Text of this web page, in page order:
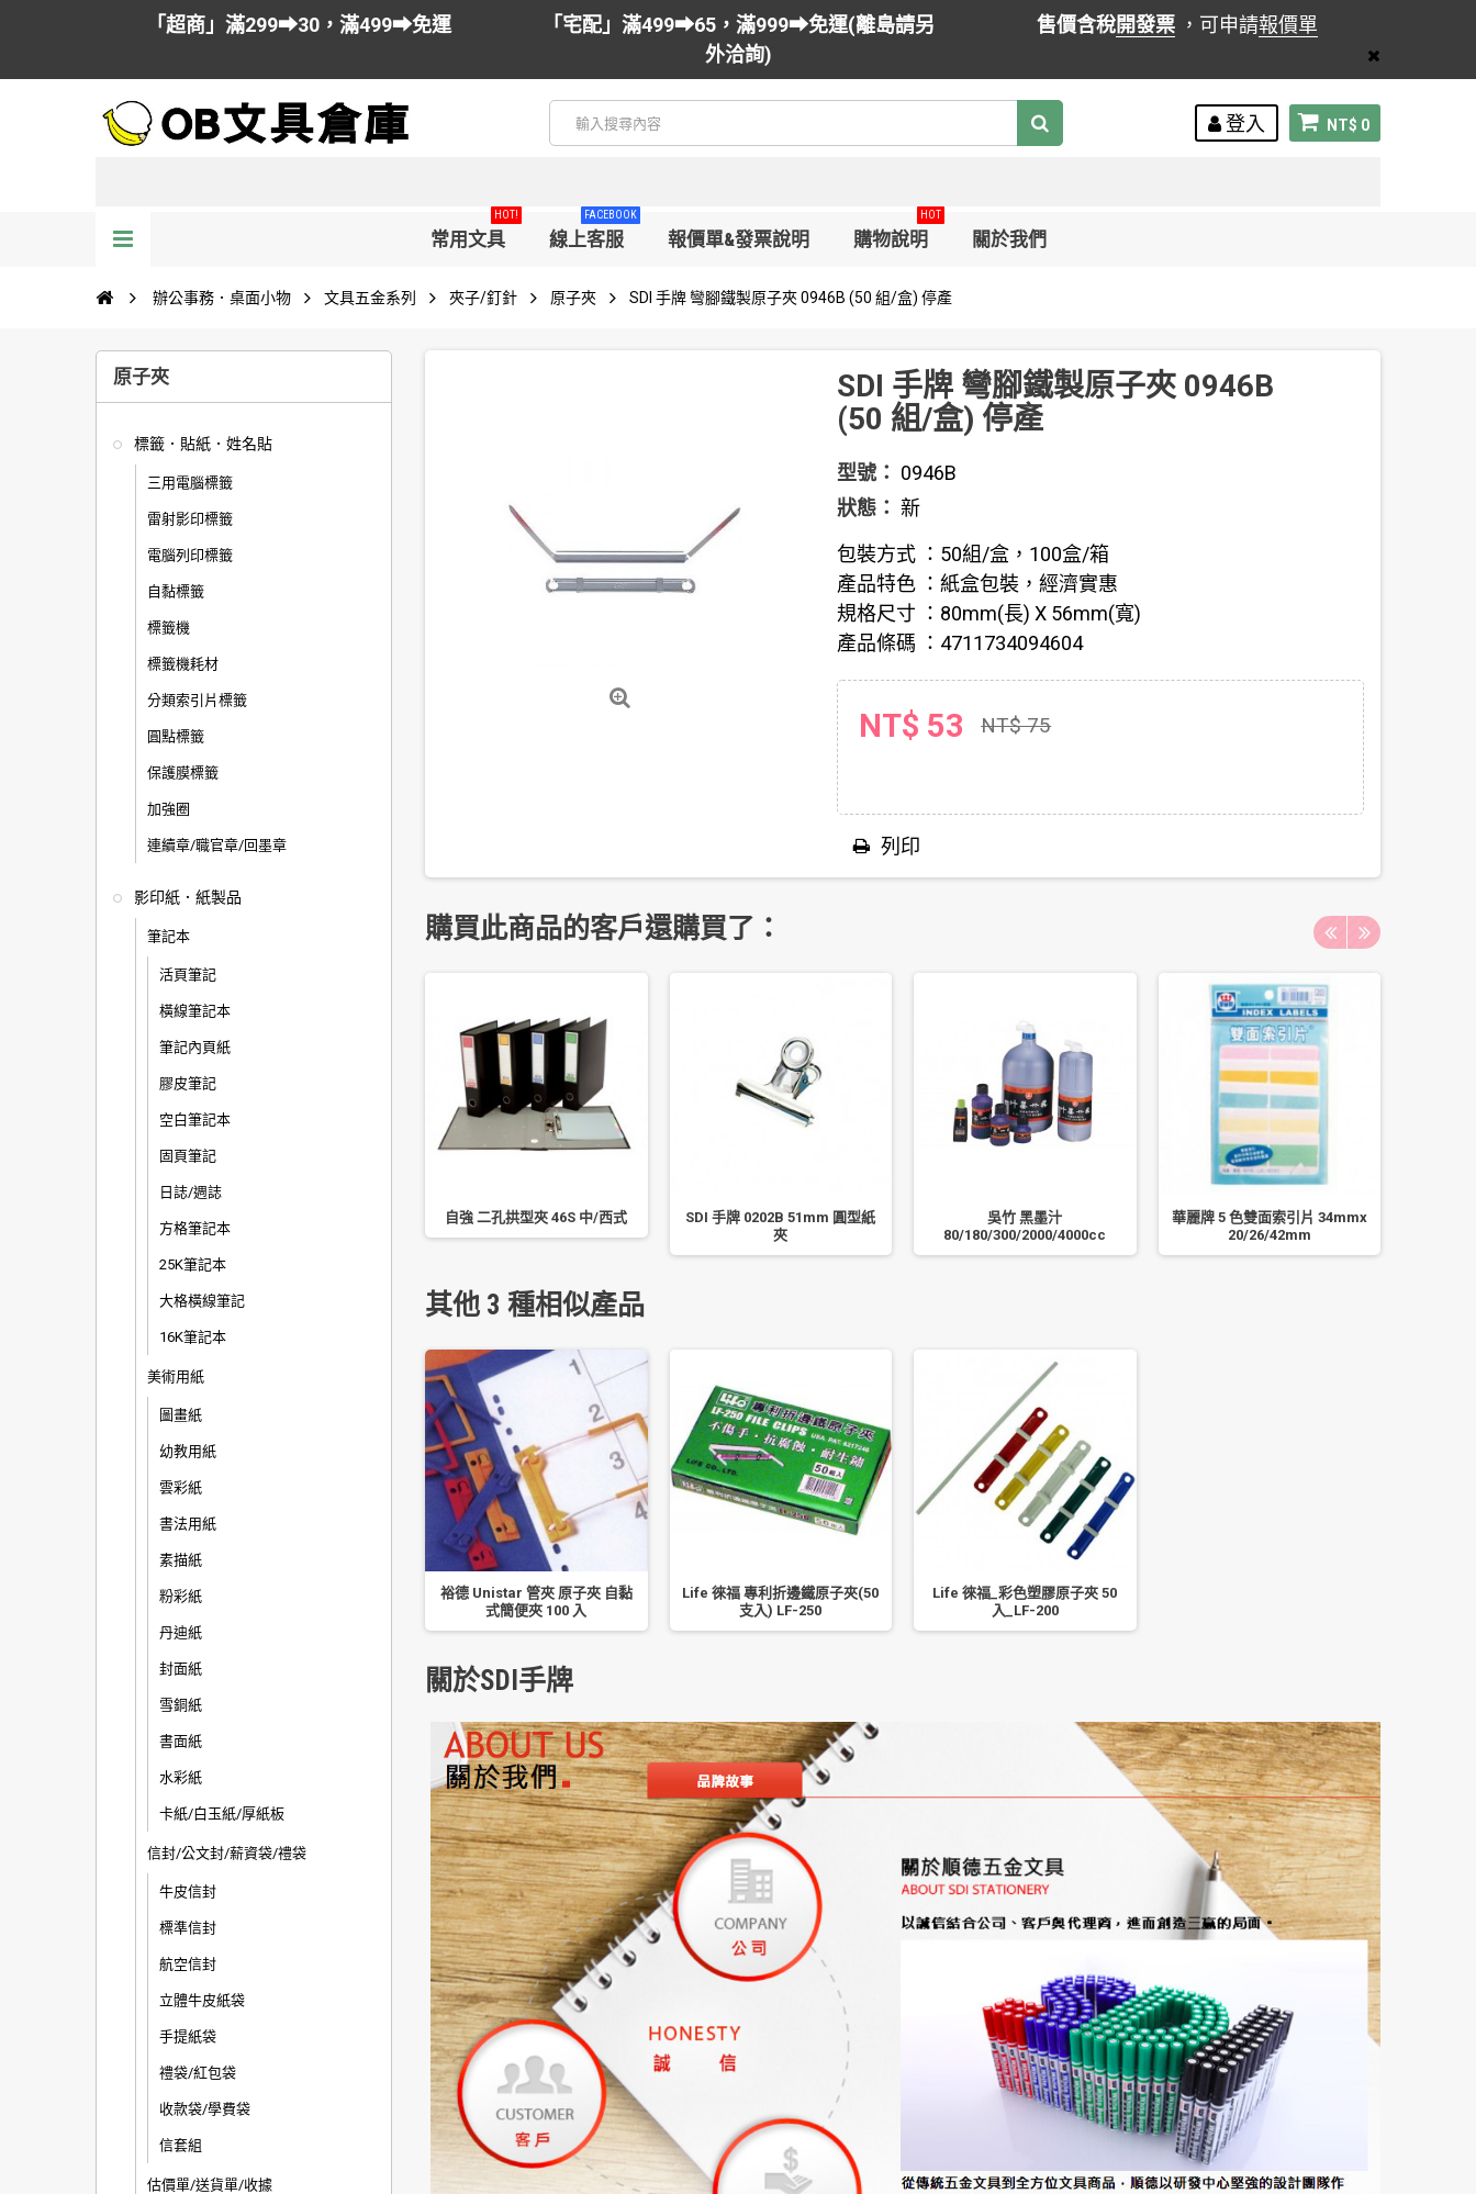
「超商」滿299➡30，滿499➡免運
「宅配」滿499➡65，滿999➡免運(離島請另
外洽詢)
售價含稅開發票 ，可申請報價單
NT$ 0
登入
常用文具
HOT!
線上客服
FACEBOOK
報價單&發票說明 購物說明
HOT
關於我們
辦公事務．桌面小物 文具五金系列 夾子/釘針 原子夾 SDI 手牌 彎腳鐵製原子夾 0946B (50 組/盒) 停產
原子夾
標籤．貼紙．姓名貼
三用電腦標籤
雷射影印標籤
電腦列印標籤
自黏標籤
標籤機
標籤機耗材
分類索引片標籤
圓點標籤
保護膜標籤
加強圈
連續章/職官章/回墨章
影印紙．紙製品
筆記本
活頁筆記
橫線筆記本
筆記內頁紙
膠皮筆記
空白筆記本
固頁筆記
日誌/週誌
方格筆記本
25K筆記本
大格橫線筆記
16K筆記本
美術用紙
圖畫紙
幼教用紙
雲彩紙
書法用紙
素描紙
粉彩紙
丹迪紙
封面紙
雪銅紙
書面紙
水彩紙
卡紙/白玉紙/厚紙板
信封/公文封/薪資袋/禮袋
牛皮信封
標準信封
航空信封
立體牛皮紙袋
手提紙袋
禮袋/紅包袋
收款袋/學費袋
信套組
估價單/送貨單/收據
SDI 手牌 彎腳鐵製原子夾 0946B
(50 組/盒) 停產
型號： 0946B
狀態： 新
包裝方式 ：50組/盒，100盒/箱
產品特色 ：紙盒包裝，經濟實惠
規格尺寸 ：80mm(長) X 56mm(寬)
產品條碼 ：4711734094604
NT$ 53 NT$ 75
列印
購買此商品的客戶還購買了：
自強 二孔拱型夾 46S 中/西式
SDI 手牌 0202B 51mm 圓型紙
夾
吳竹 黑墨汁
80/180/300/2000/4000cc
華麗牌 5 色雙面索引片 34mmx
20/26/42mm
其他 3 種相似產品
裕德 Unistar 管夾 原子夾 自黏
式簡便夾 100 入
Life 徠福 專利折邊鐵原子夾(50
支入) LF-250
Life 徠福_彩色塑膠原子夾 50
入_LF-200
關於SDI手牌